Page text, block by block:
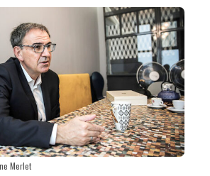
Merlet